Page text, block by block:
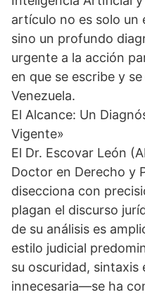
artículo no es solo un
sino un profundo
urgente a la acción
en que se escribe y
Venezuela.
El Alcance: Un
Vigente»
El Dr. Escovar León
Doctor en Derecho y
disecciona con
plagan el discurso
de su análisis es
estilo judicial
su oscuridad, sintaxis
innecesaria—se ha